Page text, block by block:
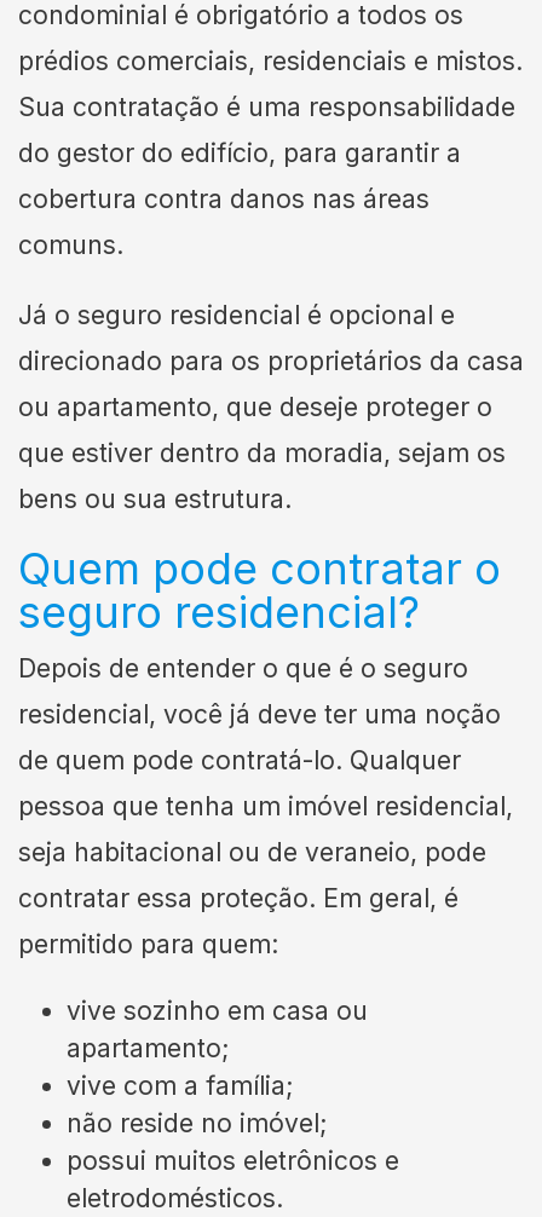
condominial é obrigatório a todos os
prédios comerciais, residenciais e mistos.
Sua contratação é uma responsabilidade
do gestor do edifício, para garantir a
cobertura contra danos nas áreas
comuns.
Já o seguro residencial é opcional e
direcionado para os proprietários da casa
ou apartamento, que deseje proteger o
que estiver dentro da moradia, sejam os
bens ou sua estrutura.
Quem pode contratar o
seguro residencial?
Depois de entender o que é o seguro
residencial, você já deve ter uma noção
de quem pode contratá-lo. Qualquer
pessoa que tenha um imóvel residencial,
seja habitacional ou de veraneio, pode
contratar essa proteção. Em geral, é
permitido para quem:
vive sozinho em casa ou
apartamento;
vive com a família;
não reside no imóvel;
possui muitos eletrônicos e
eletrodomésticos.